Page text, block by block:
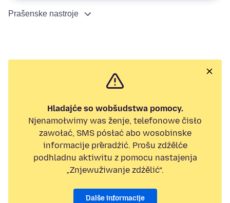
Prašenske nastroje
Hladajće so wobšudstwa pomocy.
Njenamołwimy was ženje, telefonowe čisło
zawołać, SMS pósłać abo wosobinske
informacije přeradźić. Prošu zdźělće
podhladnu aktiwitu z pomocu nastajenja
„Znjewužiwanje zdźělić“.
Dalše informacije